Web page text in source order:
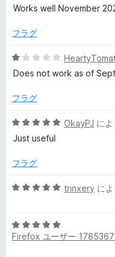
階
5
評
価
Works well November
フラグ
5
段
中
の
評
Does not work as of
フラグ
5
段
中
の
OkayPJ に
Just useful
フラグ
5
中
5
trinxery に
5
段
Firefox ユーザー